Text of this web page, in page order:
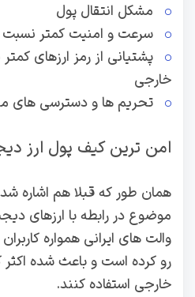
مشکل انتقال پول
سرعت و امنیت کمتر نسبت
پشتیانی از رمز ارزهای
خارجی
تحریم ها و دسترسی های
امن ترین کیف پول ارز
همان طور که قبلا هم اشاره
موضوع در رابطه با ارزهای
والت های ایرانی همواره
رو کرده است و باعث شده اکثر
خارجی استفاده کنند.